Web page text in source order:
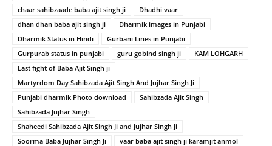
chaar sahibzaade baba ajit singh ji
Dhadhi vaar
dhan dhan baba ajit singh ji
Dharmik images in Punjabi
Dharmik Status in Hindi
Gurbani Lines in Punjabi
Gurpurab status in punjabi
guru gobind singh ji
KAM LOHGARH
Last fight of Baba Ajit Singh ji
Martyrdom Day Sahibzada Ajit Singh And Jujhar Singh Ji
Punjabi dharmik Photo download
Sahibzada Ajit Singh
Sahibzada Jujhar Singh
Shaheedi Sahibzada Ajit Singh Ji and Jujhar Singh Ji
Soorma Baba Jujhar Singh Ji
vaar baba ajit singh ji karamjit anmol